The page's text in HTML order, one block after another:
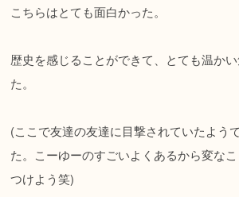
こちらはとても面白かった。
歴史を感じることができて、とても温か
た。
(ここで友達の友達に目撃されていたよう
た。こーゆーのすごいよくあるから変な
つけよう笑)